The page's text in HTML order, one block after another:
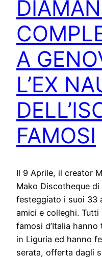
A
L’EX
FAMOSI
Il 9 Aprile, il creator
Mako Discotheque
festeggiato i suoi 33
amici e colleghi.
famosi d’Italia
in Liguria ed hanno
serata, offerta dagli